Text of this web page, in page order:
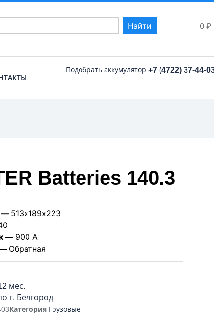
Найти 0 ₽
Подобрать аккумулятор:+7 (4722) 37-44-
Batteries 140.3
— 513х189х223
— 900 А
— Обратная
мес.
г. Белгород
Категория Грузовые